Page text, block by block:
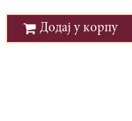
Додај у корпу